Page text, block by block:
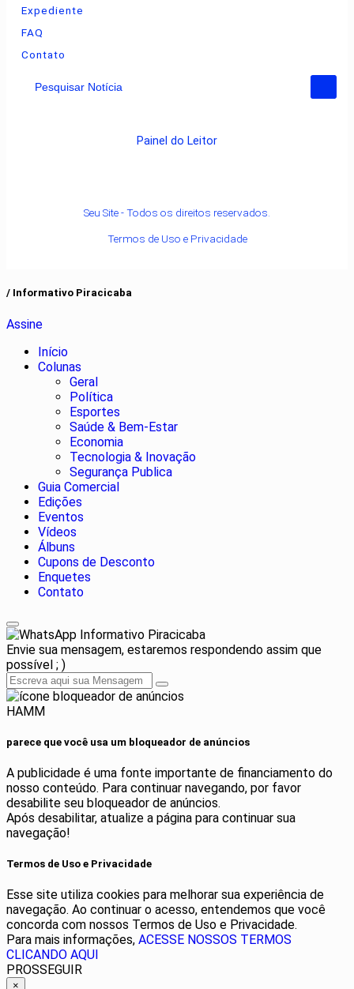
Expediente
FAQ
Contato
Pesquisar Notícia
Painel do Leitor
Seu Site - Todos os direitos reservados.
Termos de Uso e Privacidade
/ Informativo Piracicaba
Assine
Início
Colunas
Geral
Política
Esportes
Saúde & Bem-Estar
Economia
Tecnologia & Inovação
Segurança Publica
Guia Comercial
Edições
Eventos
Vídeos
Álbuns
Cupons de Desconto
Enquetes
Contato
Informativo Piracicaba
Envie sua mensagem, estaremos respondendo assim que
possível ; )
HAMM
parece que você usa um bloqueador de anúncios
A publicidade é uma fonte importante de financiamento do
nosso conteúdo. Para continuar navegando, por favor
desabilite seu bloqueador de anúncios.
Após desabilitar, atualize a página para continuar sua
navegação!
Termos de Uso e Privacidade
Esse site utiliza cookies para melhorar sua experiência de
navegação. Ao continuar o acesso, entendemos que você
concorda com nossos Termos de Uso e Privacidade.
Para mais informações, ACESSE NOSSOS TERMOS
CLICANDO AQUI
PROSSEGUIR
×